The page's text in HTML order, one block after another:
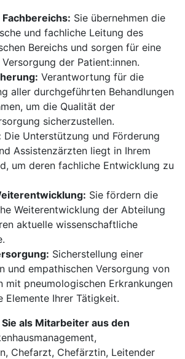
Sie übernehmen die
und fachliche Leitung des
Bereichs und sorgen für eine
der Patient:innen.
Verantwortung für die
aller durchgeführten Behandlungen
um die Qualität der
sicherzustellen.
Die Unterstützung und Förderung
Assistenzärzten liegt in Ihrem
um deren fachliche Entwicklung zu
Sie fördern die
Weiterentwicklung der Abteilung
aktuelle wissenschaftliche
Sicherstellung einer
und empathischen Versorgung von
mit pneumologischen Erkrankungen
Elemente Ihrer Tätigkeit.
als Mitarbeiter aus den
Chefarzt, Chefärztin, Leitender